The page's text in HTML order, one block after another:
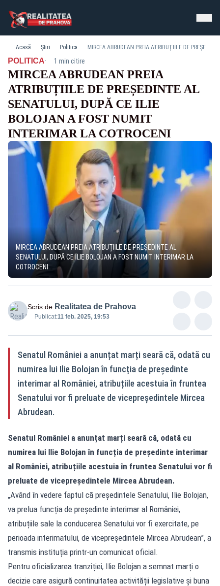
Acasă Știri Politica MIRCEA ABRUDEAN PREIA ATRIBUȚIILE DE PREȘEDINTE AL SENATULUI, DUPĂ CE ILIE BOLOJAN A FOST NUMIT INTERIMAR LA COTROCENI
POLITICA· 1 min citire
MIRCEA ABRUDEAN PREIA
ATRIBUȚIILE DE PREȘEDINTE AL
SENATULUI, DUPĂ CE ILIE
BOLOJAN A FOST NUMIT
INTERIMAR LA COTROCENI
MIRCEA ABRUDEAN PREIA ATRIBUȚIILE DE PREȘEDINTE AL
SENATULUI, DUPĂ CE ILIE BOLOJAN A FOST NUMIT INTERIMAR LA
COTROCENI
Scris de Realitatea de Prahova
Publicat:11 feb. 2025, 19:53
Senatul României a anunțat marți seară că, odată cu
numirea lui Ilie Bolojan în funcția de președinte
interimar al României, atribuțiile acestuia în fruntea
Senatului vor fi preluate de vicepreședintele Mircea
Abrudean.
Senatul României a anunțat marți seară că, odată cu
numirea lui Ilie Bolojan în funcția de președinte interimar
al României, atribuțiile acestuia în fruntea Senatului vor fi
preluate de vicepreședintele Mircea Abrudean.
„Având în vedere faptul că președintele Senatului, Ilie Bolojan,
va prelua funcția de președinte interimar al României,
atribuțiile sale la conducerea Senatului vor fi exercitate, pe
perioada interimatului, de vicepreședintele Mircea Abrudean”, a
transmis instituția printr-un comunicat oficial.
Pentru oficializarea tranziției, Ilie Bolojan a semnat marți o
decizie care asigură continuitatea activității legislative și buna